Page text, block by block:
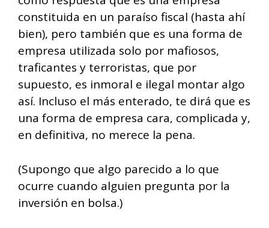
constituida en un paraíso fiscal (hasta ahí
bien), pero también que es una forma de
empresa utilizada solo por mafiosos,
traficantes y terroristas, que por
supuesto, es inmoral e ilegal montar algo
así. Incluso el más enterado, te dirá que es
una forma de empresa cara, complicada y,
en definitiva, no merece la pena.
(Supongo que algo parecido a lo que
ocurre cuando alguien pregunta por la
inversión en bolsa.)